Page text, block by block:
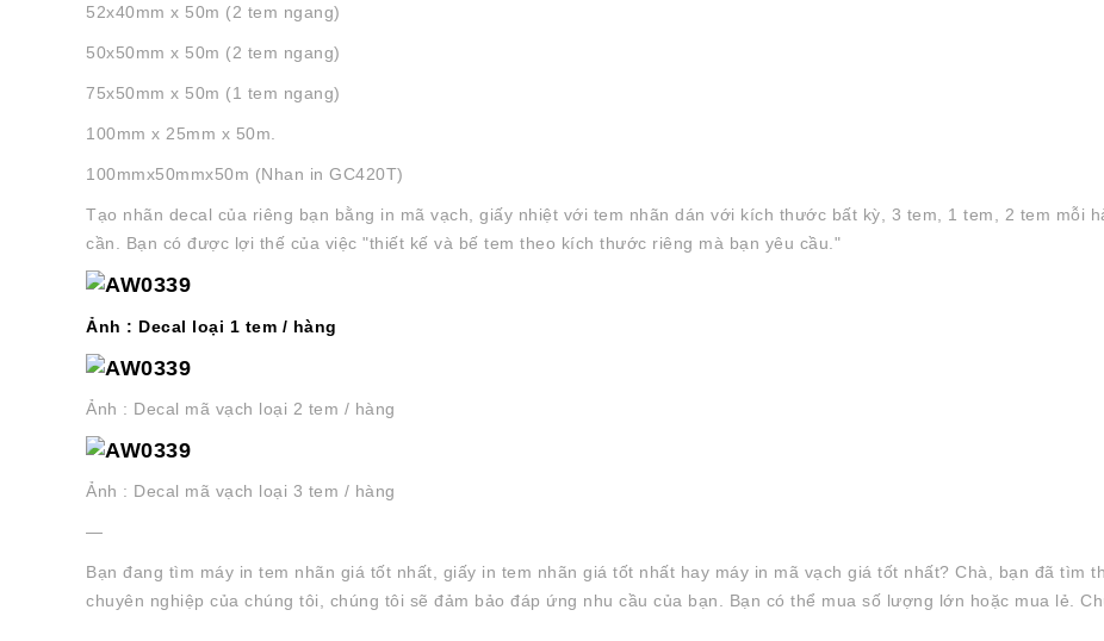
52x40mm x 50m (2 tem ngang)
50x50mm x 50m (2 tem ngang)
75x50mm x 50m (1 tem ngang)
100mm x 25mm x 50m.
100mmx50mmx50m (Nhan in GC420T)
Tạo nhãn decal của riêng bạn bằng in mã vạch, giấy nhiệt với tem nhãn dán với kích thước bất kỳ, 3 tem, 1 tem, 2 tem mỗi
cần. Bạn có được lợi thế của việc "thiết kế và bế tem theo kích thước riêng mà bạn yêu cầu."
Ảnh : Decal loại 1 tem / hàng
Ảnh : Decal mã vạch loại 2 tem / hàng
Ảnh : Decal mã vạch loại 3 tem / hàng
—
Bạn đang tìm máy in tem nhãn giá tốt nhất, giấy in tem nhãn giá tốt nhất hay máy in mã vạch giá tốt nhất? Chà, bạn đã tìm
chuyên nghiệp của chúng tôi, chúng tôi sẽ đảm bảo đáp ứng nhu cầu của bạn. Bạn có thể mua số lượng lớn hoặc mua lẻ.